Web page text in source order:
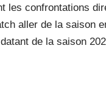
les confrontations
aller de la saison
de la saison